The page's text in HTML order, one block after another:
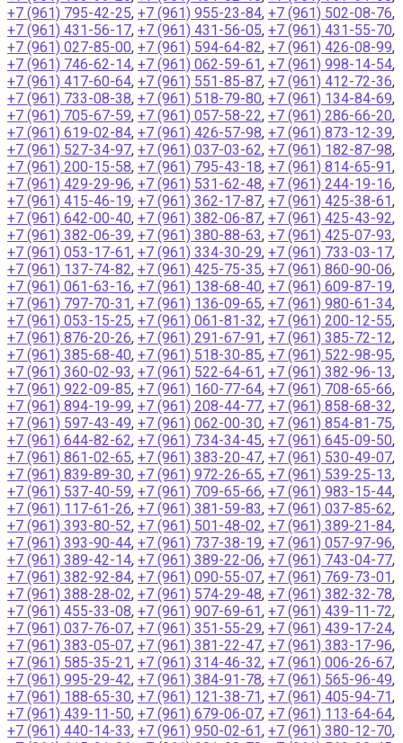
+7 (961) 795-42-25, +7 (961) 955-23-84, +7 (961) 502-08-76,
+7 (961) 431-56-17, +7 (961) 431-56-05, +7 (961) 431-55-70,
+7 (961) 027-85-00, +7 (961) 594-64-82, +7 (961) 426-08-99,
+7 (961) 746-62-14, +7 (961) 062-59-61, +7 (961) 998-14-54,
+7 (961) 417-60-64, +7 (961) 551-85-87, +7 (961) 412-72-36,
+7 (961) 733-08-38, +7 (961) 518-79-80, +7 (961) 134-84-69,
+7 (961) 705-67-59, +7 (961) 057-58-22, +7 (961) 286-66-20,
+7 (961) 619-02-84, +7 (961) 426-57-98, +7 (961) 873-12-39,
+7 (961) 527-34-97, +7 (961) 037-03-62, +7 (961) 182-87-98,
+7 (961) 200-15-58, +7 (961) 795-43-18, +7 (961) 814-65-91,
+7 (961) 429-29-96, +7 (961) 531-62-48, +7 (961) 244-19-16,
+7 (961) 415-46-19, +7 (961) 362-17-87, +7 (961) 425-38-61,
+7 (961) 642-00-40, +7 (961) 382-06-87, +7 (961) 425-43-92,
+7 (961) 382-06-39, +7 (961) 380-88-63, +7 (961) 425-07-93,
+7 (961) 053-17-61, +7 (961) 334-30-29, +7 (961) 733-03-17,
+7 (961) 137-74-82, +7 (961) 425-75-35, +7 (961) 860-90-06,
+7 (961) 061-63-16, +7 (961) 138-68-40, +7 (961) 609-87-19,
+7 (961) 797-70-31, +7 (961) 136-09-65, +7 (961) 980-61-34,
+7 (961) 053-15-25, +7 (961) 061-81-32, +7 (961) 200-12-55,
+7 (961) 876-20-26, +7 (961) 291-67-91, +7 (961) 385-72-12,
+7 (961) 385-68-40, +7 (961) 518-30-85, +7 (961) 522-98-95,
+7 (961) 360-02-93, +7 (961) 522-64-61, +7 (961) 382-96-13,
+7 (961) 922-09-85, +7 (961) 160-77-64, +7 (961) 708-65-66,
+7 (961) 894-19-99, +7 (961) 208-44-77, +7 (961) 858-68-32,
+7 (961) 597-43-49, +7 (961) 062-00-30, +7 (961) 854-81-75,
+7 (961) 644-82-62, +7 (961) 734-34-45, +7 (961) 645-09-50,
+7 (961) 861-02-65, +7 (961) 383-20-47, +7 (961) 530-49-07,
+7 (961) 839-89-30, +7 (961) 972-26-65, +7 (961) 539-25-13,
+7 (961) 537-40-59, +7 (961) 709-65-66, +7 (961) 983-15-44,
+7 (961) 117-61-26, +7 (961) 381-59-83, +7 (961) 037-85-62,
+7 (961) 393-80-52, +7 (961) 501-48-02, +7 (961) 389-21-84,
+7 (961) 393-90-44, +7 (961) 737-38-19, +7 (961) 057-97-96,
+7 (961) 389-42-14, +7 (961) 389-22-06, +7 (961) 743-04-77,
+7 (961) 382-92-84, +7 (961) 090-55-07, +7 (961) 769-73-01,
+7 (961) 388-28-02, +7 (961) 574-29-48, +7 (961) 382-32-78,
+7 (961) 455-33-08, +7 (961) 907-69-61, +7 (961) 439-11-72,
+7 (961) 037-76-07, +7 (961) 351-55-29, +7 (961) 439-17-24,
+7 (961) 383-05-07, +7 (961) 381-22-47, +7 (961) 383-17-96,
+7 (961) 585-35-21, +7 (961) 314-46-32, +7 (961) 006-26-67,
+7 (961) 995-29-42, +7 (961) 384-91-78, +7 (961) 565-96-49,
+7 (961) 188-65-30, +7 (961) 121-38-71, +7 (961) 405-94-71,
+7 (961) 439-11-50, +7 (961) 679-06-07, +7 (961) 113-64-64,
+7 (961) 440-14-33, +7 (961) 950-02-61, +7 (961) 380-12-70,